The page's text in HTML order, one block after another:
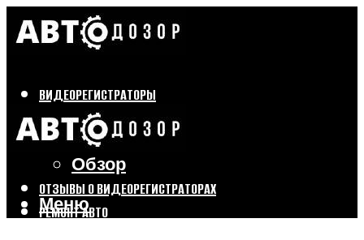
ВИДЕОРЕГИСТРАТОРЫ
Бренды
Выбор
Обзор
ОТЗЫВЫ О ВИДЕОРЕГИСТРАТОРАХ
РЕМОНТ АВТО
Меню